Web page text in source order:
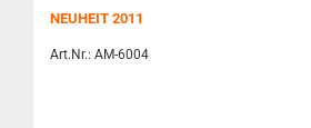
NEUHEIT 2011
Art.Nr.: AM-6004